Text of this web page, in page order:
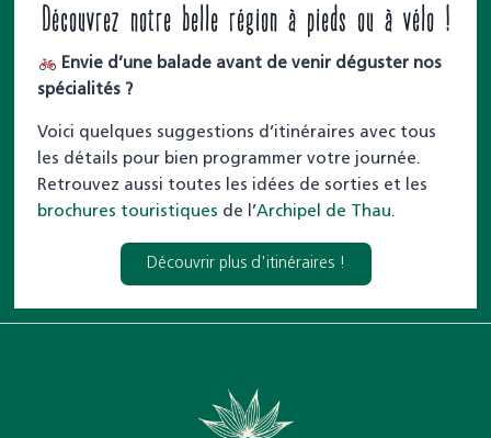
Découvrez notre belle région à pieds ou à vélo !
Envie d’une balade avant de venir déguster nos
spécialités ?
Voici quelques suggestions d’itinéraires avec tous
les détails pour bien programmer votre journée.
Retrouvez aussi toutes les idées de sorties et les
brochures touristiques de l’Archipel de Thau.
Découvrir plus d'itinéraires !